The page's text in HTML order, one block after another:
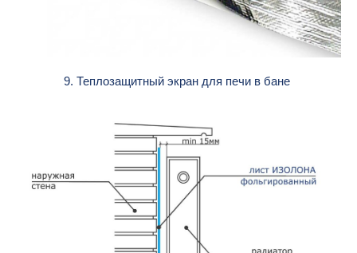
9. Теплозащитный экран для печи в бане